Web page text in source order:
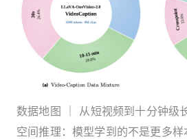
数据地图 ｜ 从短视频到十分钟级
空间推理：模型学到的不是更多